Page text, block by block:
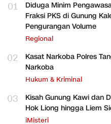
01
Diduga Minim
Fraksi PKS di Gunung
Pengurangan Volume
Regional
02
Kasat Narkoba Polres
Narkoba
Hukum & Kriminal
03
Kisah Gunung Kawi dan
Hok Liong hingga Liem
iMisteri